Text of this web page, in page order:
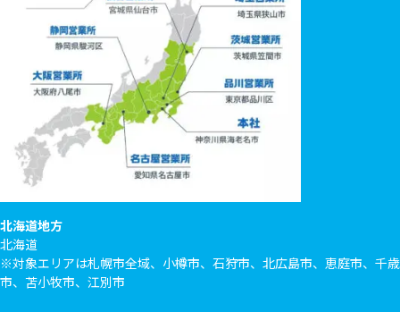
北海道地方
北海道
※対象エリアは札幌市全域、小樽市、石狩市、北広島市、恵庭市、千歳
市、苫小牧市、江別市